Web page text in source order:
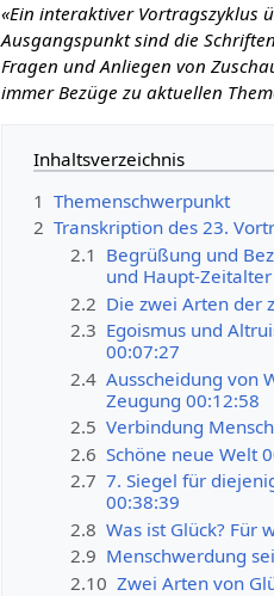
«Ein interaktiver Vortragszyklus
Ausgangspunkt sind die
Fragen und Anliegen von
immer Bezüge zu aktuellen
Inhaltsverzeichnis
1 Themenschwerpunkt
2 Transkription des 23.
2.1 Begrüßung und
und Haupt-
2.2 Die zwei Arten der
2.3 Egoismus und
00:07:27
2.4 Ausscheidung von
Zeugung 00:12:58
2.5 Verbindung
2.6 Schöne neue Welt
2.7 7. Siegel für
00:38:39
2.8 Was ist Glück? Für
2.9 Menschwerdung
2.10 Zwei Arten von